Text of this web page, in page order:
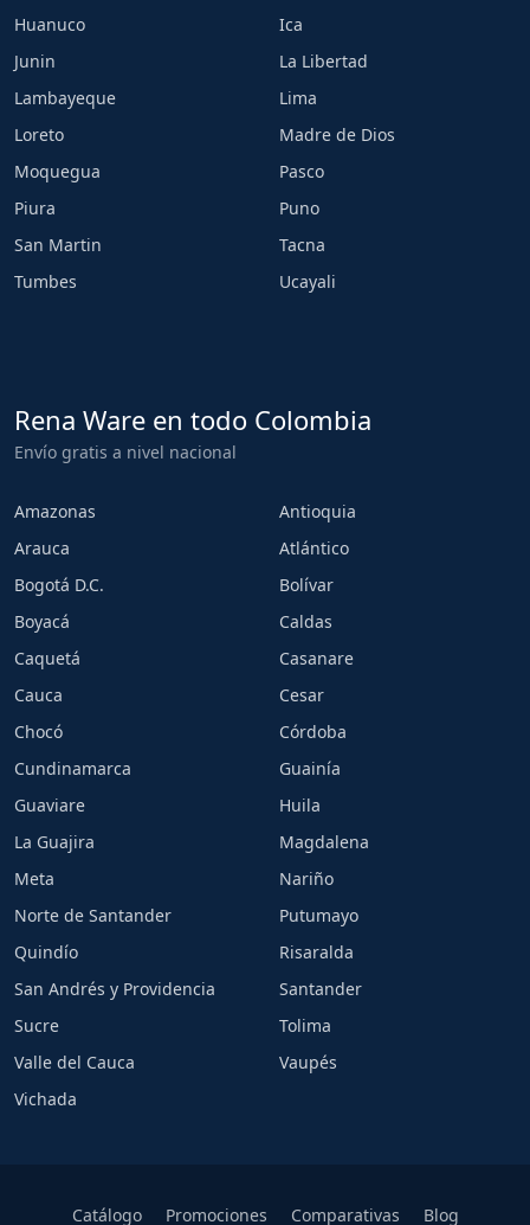
Huanuco
Ica
Junin
La Libertad
Lambayeque
Lima
Loreto
Madre de Dios
Moquegua
Pasco
Piura
Puno
San Martin
Tacna
Tumbes
Ucayali
Rena Ware en todo Colombia
Envío gratis a nivel nacional
Amazonas
Antioquia
Arauca
Atlántico
Bogotá D.C.
Bolívar
Boyacá
Caldas
Caquetá
Casanare
Cauca
Cesar
Chocó
Córdoba
Cundinamarca
Guainía
Guaviare
Huila
La Guajira
Magdalena
Meta
Nariño
Norte de Santander
Putumayo
Quindío
Risaralda
San Andrés y Providencia
Santander
Sucre
Tolima
Valle del Cauca
Vaupés
Vichada
Catálogo Promociones Comparativas Blog